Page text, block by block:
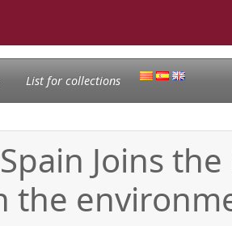
List for collections
Joins
the